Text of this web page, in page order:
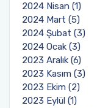
2024 Nisan (1)
2024 Mart (5)
2024 Şubat (3)
2024 Ocak (3)
2023 Aralık (6)
2023 Kasım (3)
2023 Ekim (2)
2023 Eylül (1)